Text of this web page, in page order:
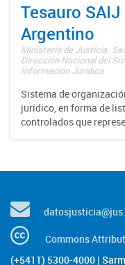
Tesauro
Argentino
Ministerio de Justicia.
Dirección Nacional del
Información Jurídica
Sistema de
jurídico, en forma de
controlados que
Commons
(+5411) 5300-4000 |